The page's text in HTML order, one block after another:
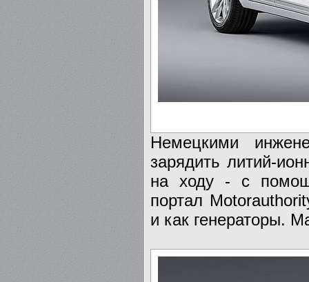
Немецкими
зарядить литий-
на ходу - с
портал
и как генераторы.